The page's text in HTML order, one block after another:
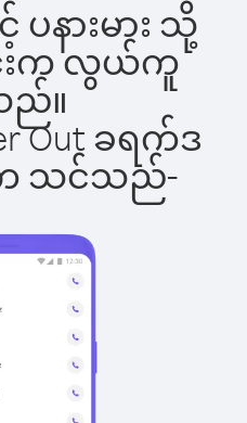
ပနားမား သို့
င်းက လွယ်ကူ
ည်။
Out ခရက်ဒ
က သင်သည်-